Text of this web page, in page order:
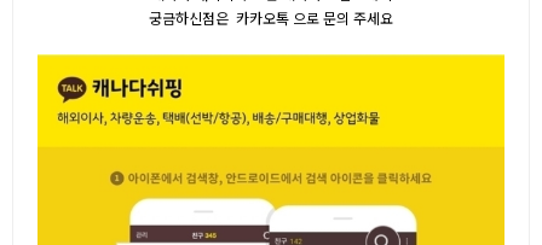
궁금하신점은 카카오톡 으로 문의 주세요